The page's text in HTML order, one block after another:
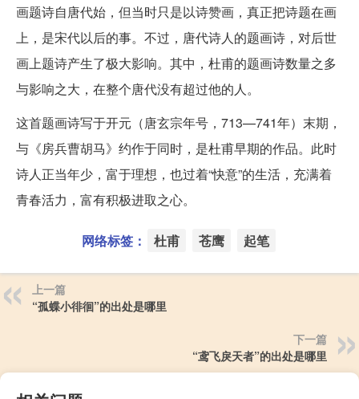
画题诗自唐代始，但当时只是以诗赞画，真正把诗题在画
上，是宋代以后的事。不过，唐代诗人的题画诗，对后世
画上题诗产生了极大影响。其中，杜甫的题画诗数量之多
与影响之大，在整个唐代没有超过他的人。
这首题画诗写于开元（唐玄宗年号，713—741年）末期，
与《房兵曹胡马》约作于同时，是杜甫早期的作品。此时
诗人正当年少，富于理想，也过着“快意”的生活，充满着
青春活力，富有积极进取之心。
网络标签： 杜甫 苍鹰 起笔
上一篇
“孤蝶小徘徊”的出处是哪里
下一篇
“鸢飞戾天者”的出处是哪里